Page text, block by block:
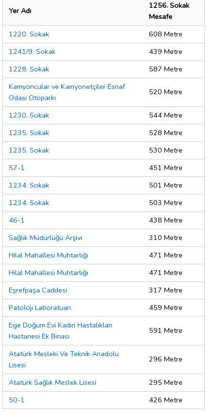
Yer Adı
1256. Sokak
Mesafe
1220. Sokak
608 Metre
1241/9. Sokak
439 Metre
1228. Sokak
587 Metre
Kamyoncular ve Kamyonetçiler Esnaf
Odası Otoparkı
520 Metre
1230. Sokak
544 Metre
1235. Sokak
528 Metre
1235. Sokak
530 Metre
57-1
451 Metre
1234. Sokak
501 Metre
1234. Sokak
503 Metre
46-1
438 Metre
Sağlık Müdürlüğü Arşivi
310 Metre
Hilal Mahallesi Muhtarlığı
471 Metre
Hilal Mahallesi Muhtarlığı
471 Metre
Eşrefpaşa Caddesi
317 Metre
Patoloji Laboratuarı
459 Metre
Ege Doğum Evi Kadın Hastalıkları
Hastanesi Ek Binası
591 Metre
Atatürk Mesleki Ve Teknik Anadolu
Lisesi
296 Metre
Atatürk Sağlık Meslek Lisesi
295 Metre
50-1
426 Metre